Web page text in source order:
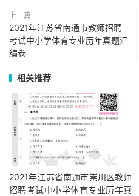
上一篇
2021年江苏省南通市教师招聘
考试中小学体育专业历年真题汇
编卷
相关推荐
2021年江苏省南通市崇川区教师
招聘考试中小学体育专业历年真